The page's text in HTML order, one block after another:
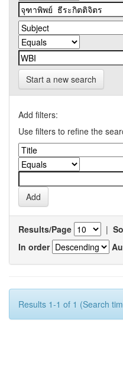
Start a new search
Add filters:
Use filters to refine the
Results/Page |
In order
Results 1-1 of 1 (Search